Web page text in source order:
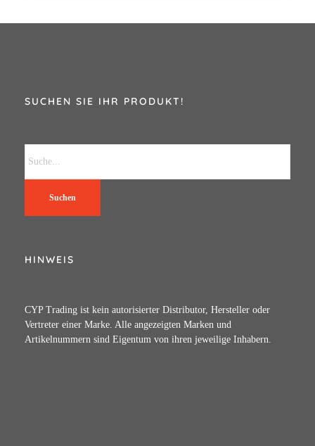
SUCHEN SIE IHR PRODUKT!
Suchen
HINWEIS
CYP Trading ist kein autorisierter Distributor, Hersteller oder
Vertreter einer Marke. Alle angezeigten Marken und
Artikelnummern sind Eigentum von ihren jeweilige Inhabern.